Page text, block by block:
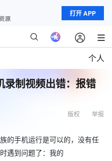
打开 APP
个人
制视频出错：报错
举报
版权
的手机运行是可以的，没有任
遇到问题了：我的